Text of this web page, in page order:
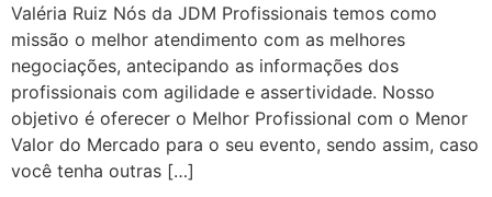
Valéria Ruiz Nós da JDM Profissionais temos como
missão o melhor atendimento com as melhores
negociações, antecipando as informações dos
profissionais com agilidade e assertividade. Nosso
objetivo é oferecer o Melhor Profissional com o Menor
Valor do Mercado para o seu evento, sendo assim, caso
você tenha outras […]